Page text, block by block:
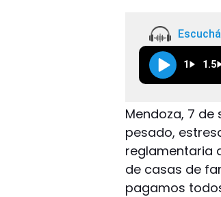
1 1.5
Mendoza, 7
pesado,
reglamentaria
de casas de
pagamos